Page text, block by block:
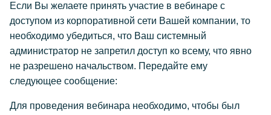
Если Вы желаете принять участие в вебинаре с
доступом из корпоративной сети Вашей компании, то
необходимо убедиться, что Ваш системный
администратор не запретил доступ ко всему, что явно
не разрешено начальством. Передайте ему
следующее сообщение:
Для проведения вебинара необходимо, чтобы был